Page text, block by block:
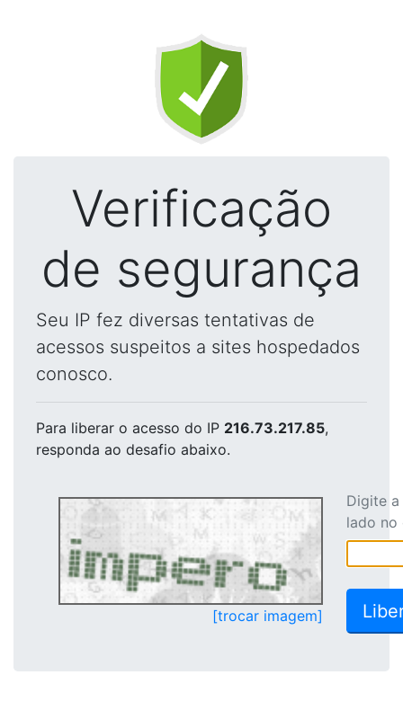
Verificação
de segurança
Seu IP fez diversas tentativas de
acessos suspeitos a sites hospedados
conosco.
Para liberar o acesso do IP 216.73.217.85,
responda ao desafio abaixo.
[trocar imagem]
Digite
lado no